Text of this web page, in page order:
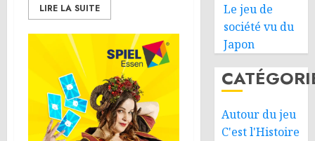
LIRE LA SUITE
Le jeu de
société vu du
Japon
Autour du jeu
C'est l'Histoire